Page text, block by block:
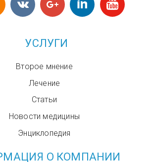
УСЛУГИ
Второе мнение
Лечение
Статьи
Новости медицины
Энциклопедия
О КОМПАНИИ